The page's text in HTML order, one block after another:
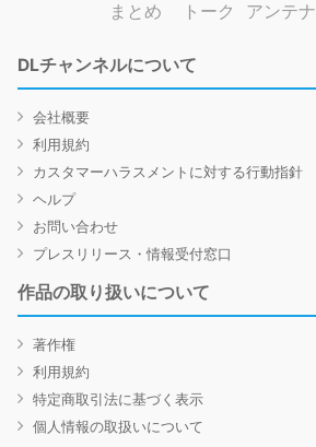
まとめ トーク アンテナ
DLチャンネルについて
会社概要
利用規約
カスタマーハラスメントに対する行動指針
ヘルプ
お問い合わせ
プレスリリース・情報受付窓口
作品の取り扱いについて
著作権
利用規約
特定商取引法に基づく表示
個人情報の取扱いについて